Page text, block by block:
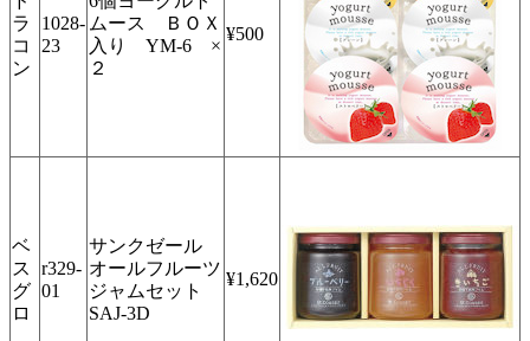
ラ
コ
ン
1028-
23
ムース ＢＯＸ
入り YM-6 ×
２
¥500
ベ
ス
グ
ロ
r329-
01
サンクゼール
オールフルーツ
ジャムセット
SAJ-3D
¥1,620